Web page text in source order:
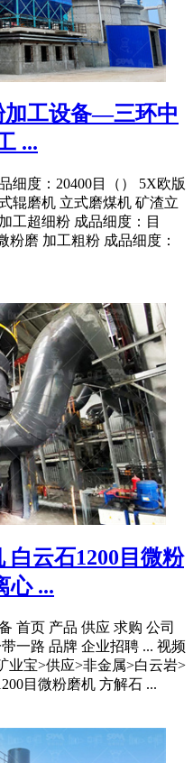
加工设备—三环中
...
细度：20400目（） 5X欧版
辊磨机 立式磨煤机 矿渣立
工超细粉 成品细度：目
粉磨 加工粗粉 成品细度：
白云石1200目微粉
心 ...
首页 产品 供应 求购 公司
一路 品牌 企业招聘 ... 视频
业宝>供应>非金属>白云岩>
目微粉磨机 方解石 ...